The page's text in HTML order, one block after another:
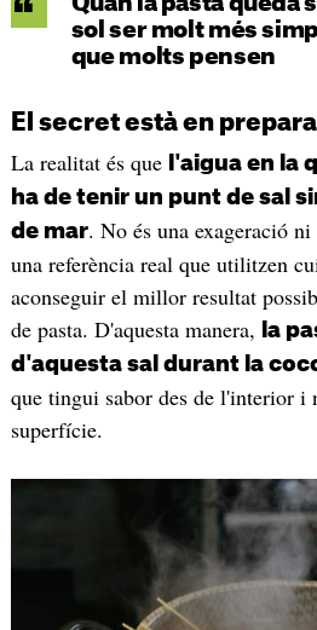
sol ser molt més
que molts pensen
El secret està en
La realitat és que
l'aigua en la
ha de tenir un punt de sal
de mar. No és una exageració
una referència real que utilitzen
aconseguir el millor resultat
de pasta. D'aquesta manera,
la
d'aquesta sal durant la
que tingui sabor des de l'interior i
superfície.